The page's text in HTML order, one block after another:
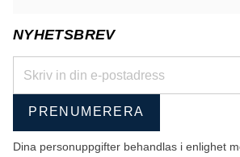
NYHETSBREV
PRENUMERERA
Dina personuppgifter behandlas i enlighet